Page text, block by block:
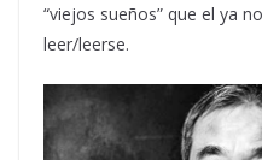
“viejos sueños” que el ya
leer/leerse.